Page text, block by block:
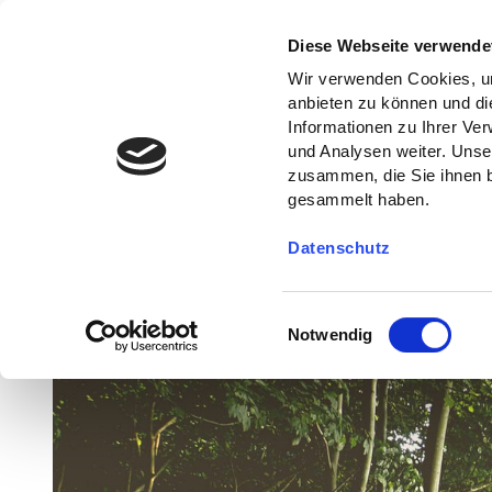
Diese Webseite
Wir verwenden Cookies,
anbieten zu können und
Informationen zu Ihrer
und Analysen weiter.
zusammen, die Sie ihnen
gesammelt haben.
Datenschutz
i
w
i
l
l
Notwendig